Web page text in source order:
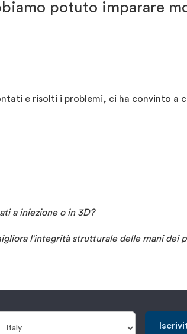
potuto imparare
e risolti i problemi, ci ha convinto a
a iniezione o in 3D?
l'integrità strutturale delle mani dei